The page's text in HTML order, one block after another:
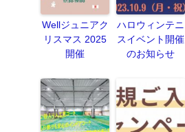
Wellジュニアク
リスマス 2025
開催
ハロウィンテニ
スイベント開催
のお知らせ